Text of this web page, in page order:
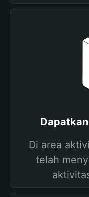
Di area
telah